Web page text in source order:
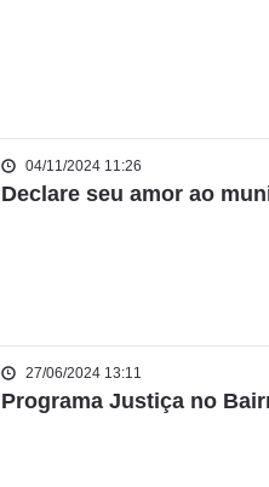
04/11/2024 11:26
Declare seu amor ao
27/06/2024 13:11
Programa Justiça no